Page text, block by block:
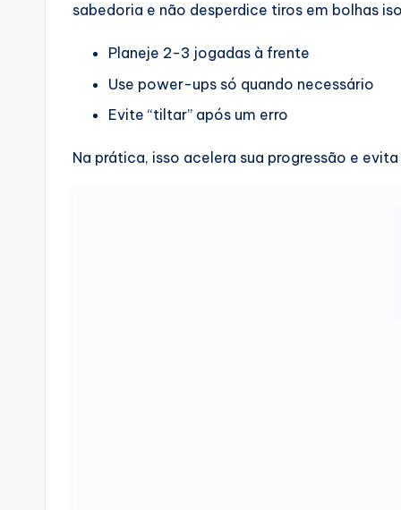
sabedoria e não desperdice tiros em bolhas
Planeje 2-3 jogadas à frente
Use power-ups só quando necessário
Evite “tiltar” após um erro
Na prática, isso acelera sua progressão e